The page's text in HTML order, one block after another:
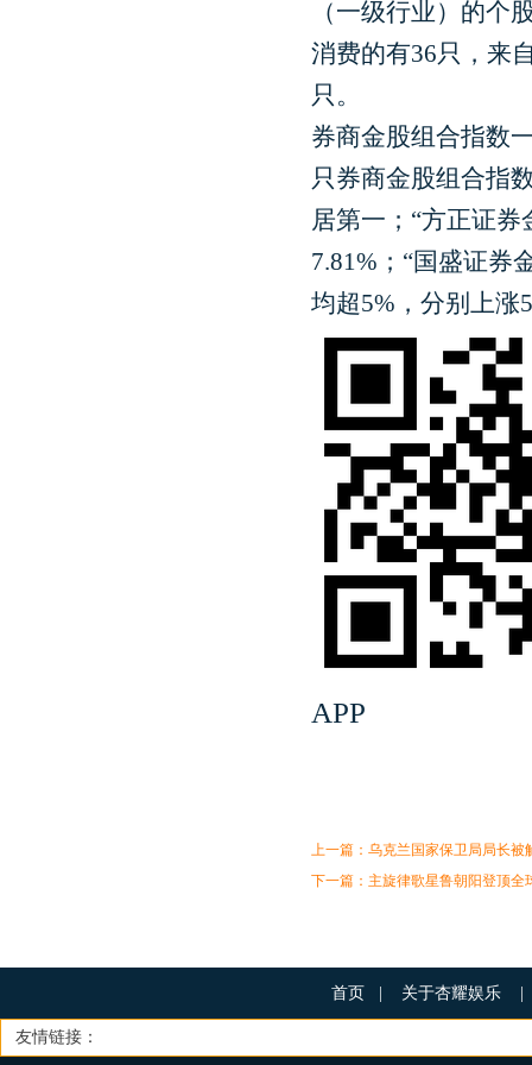
（一级行业）的个
消费的有36只，来
只。
券商金股组合指数
只券商金股组合指
居第一；“方正证
7.81%；“国盛证券
均超5%，分别上涨
APP
上一篇： 乌克兰国家保卫局局长被
下一篇： 主旋律歌星鲁朝阳登顶全
首页 | 关于杏耀娱乐 |
友情链接：